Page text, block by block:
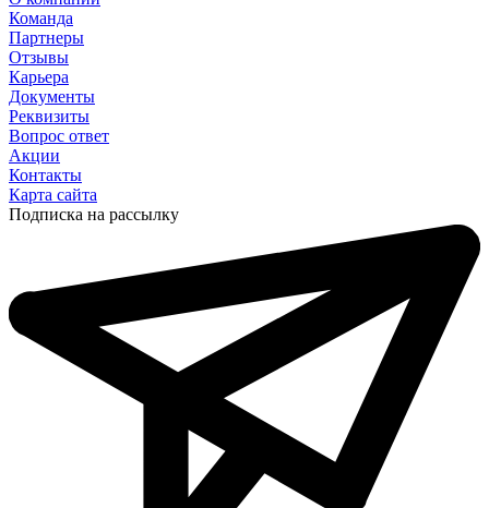
Команда
Партнеры
Отзывы
Карьера
Документы
Реквизиты
Вопрос ответ
Акции
Контакты
Карта сайта
Подписка на рассылку